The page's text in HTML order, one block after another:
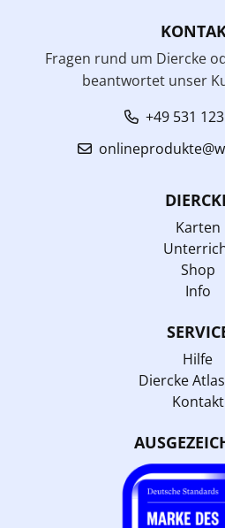
Fragen rund um Diercke
beantwortet unser
+49 531
Karten
Shop
Info
Hilfe
Diercke
Kontakt